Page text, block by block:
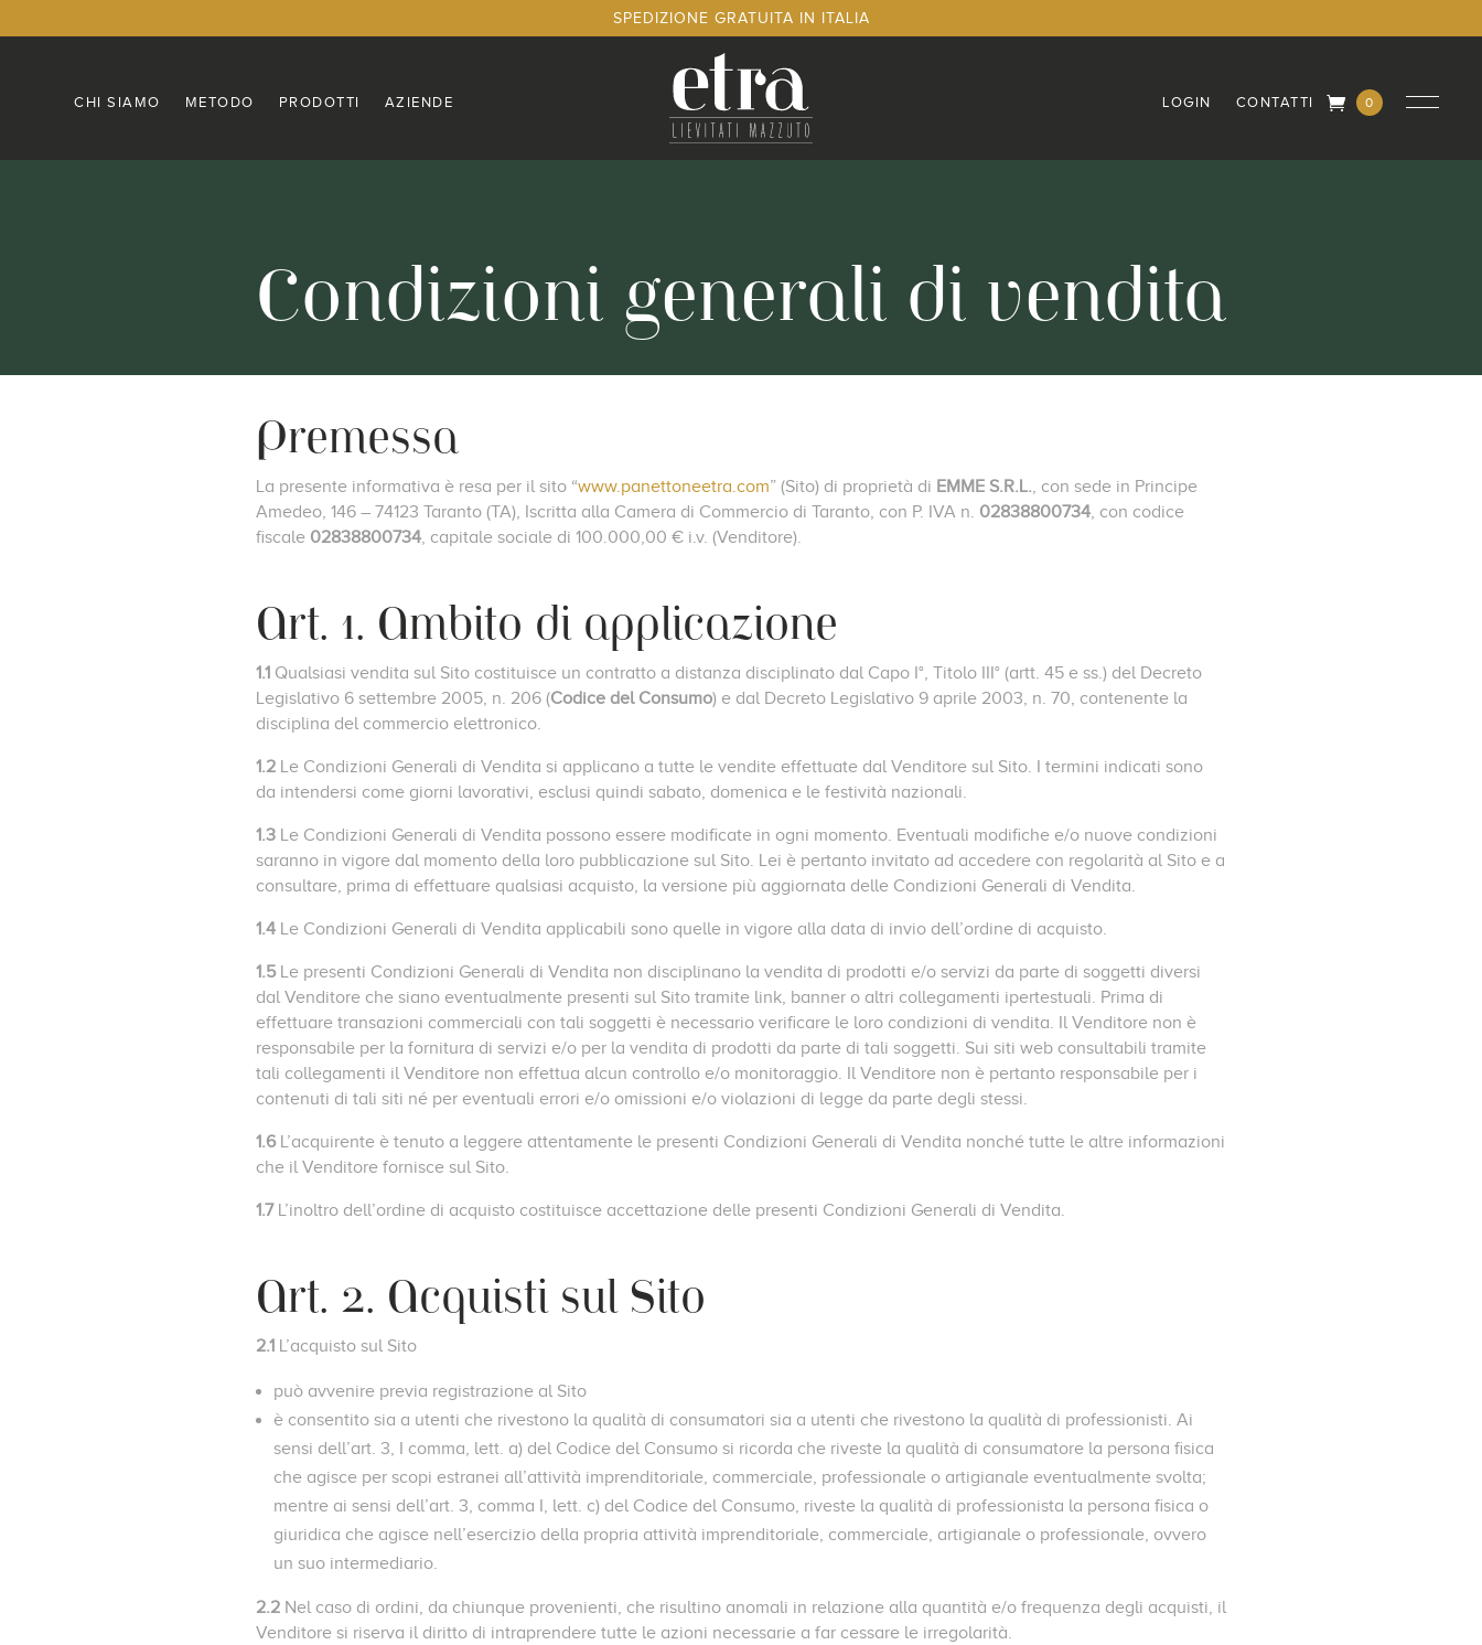
SPEDIZIONE GRATUITA IN ITALIA
CHI SIAMO METODO PRODOTTI AZIENDE LOGIN CONTATTI
0
Condizioni generali di vendita
Premessa
La presente informativa è resa per il sito “www.panettoneetra.com” (Sito) di proprietà di EMME S.R.L., con sede in Principe
Amedeo, 146 – 74123 Taranto (TA), Iscritta alla Camera di Commercio di Taranto, con P. IVA n. 02838800734, con codice
fiscale 02838800734, capitale sociale di 100.000,00 € i.v. (Venditore).
Art. 1. Ambito di applicazione
1.1 Qualsiasi vendita sul Sito costituisce un contratto a distanza disciplinato dal Capo I°, Titolo III° (artt. 45 e ss.) del Decreto
Legislativo 6 settembre 2005, n. 206 (Codice del Consumo) e dal Decreto Legislativo 9 aprile 2003, n. 70, contenente la
disciplina del commercio elettronico.
1.2 Le Condizioni Generali di Vendita si applicano a tutte le vendite effettuate dal Venditore sul Sito. I termini indicati sono
da intendersi come giorni lavorativi, esclusi quindi sabato, domenica e le festività nazionali.
1.3 Le Condizioni Generali di Vendita possono essere modificate in ogni momento. Eventuali modifiche e/o nuove condizioni
saranno in vigore dal momento della loro pubblicazione sul Sito. Lei è pertanto invitato ad accedere con regolarità al Sito e a
consultare, prima di effettuare qualsiasi acquisto, la versione più aggiornata delle Condizioni Generali di Vendita.
1.4 Le Condizioni Generali di Vendita applicabili sono quelle in vigore alla data di invio dell’ordine di acquisto.
1.5 Le presenti Condizioni Generali di Vendita non disciplinano la vendita di prodotti e/o servizi da parte di soggetti diversi
dal Venditore che siano eventualmente presenti sul Sito tramite link, banner o altri collegamenti ipertestuali. Prima di
effettuare transazioni commerciali con tali soggetti è necessario verificare le loro condizioni di vendita. Il Venditore non è
responsabile per la fornitura di servizi e/o per la vendita di prodotti da parte di tali soggetti. Sui siti web consultabili tramite
tali collegamenti il Venditore non effettua alcun controllo e/o monitoraggio. Il Venditore non è pertanto responsabile per i
contenuti di tali siti né per eventuali errori e/o omissioni e/o violazioni di legge da parte degli stessi.
1.6 L’acquirente è tenuto a leggere attentamente le presenti Condizioni Generali di Vendita nonché tutte le altre informazioni
che il Venditore fornisce sul Sito.
1.7 L’inoltro dell’ordine di acquisto costituisce accettazione delle presenti Condizioni Generali di Vendita.
Art. 2. Acquisti sul Sito
2.1 L’acquisto sul Sito
può avvenire previa registrazione al Sito
è consentito sia a utenti che rivestono la qualità di consumatori sia a utenti che rivestono la qualità di professionisti. Ai
sensi dell’art. 3, I comma, lett. a) del Codice del Consumo si ricorda che riveste la qualità di consumatore la persona fisica
che agisce per scopi estranei all’attività imprenditoriale, commerciale, professionale o artigianale eventualmente svolta;
mentre ai sensi dell’art. 3, comma I, lett. c) del Codice del Consumo, riveste la qualità di professionista la persona fisica o
giuridica che agisce nell’esercizio della propria attività imprenditoriale, commerciale, artigianale o professionale, ovvero
un suo intermediario.
2.2 Nel caso di ordini, da chiunque provenienti, che risultino anomali in relazione alla quantità e/o frequenza degli acquisti, il
Venditore si riserva il diritto di intraprendere tutte le azioni necessarie a far cessare le irregolarità.